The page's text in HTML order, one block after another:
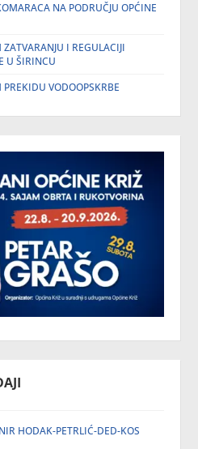
NA PODRUČJU OPĆINE
I REGULACIJI
U ŠIRINCU
VODOOPSKRBE
HODAK-PETRLIĆ-DED-KOS